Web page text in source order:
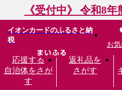
《受付中》 令和8
イオンカードのふるさと納
税
応援する
自治体をさが
す
返礼品を
さがす
お